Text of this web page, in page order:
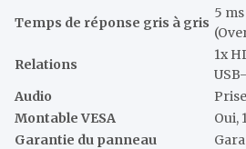
Temps de réponse gris à gris
5
Relations
1x
Audio
Montable VESA
Oui,
Garantie du panneau